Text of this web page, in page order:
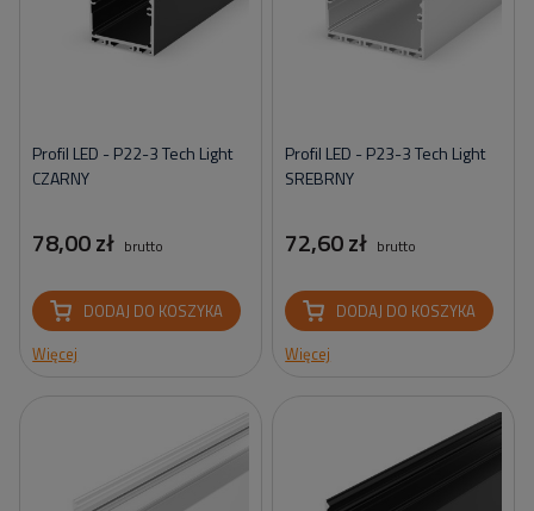
Profil LED - P22-3 Tech Light
CZARNY
78,00 zł brutto
DODAJ DO KOSZYKA
Więcej
Profil LED - P23-3 Tech Light
SREBRNY
72,60 zł brutto
DODAJ DO KOSZYKA
Więcej